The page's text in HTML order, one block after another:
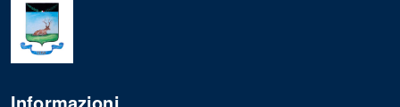
Informazioni